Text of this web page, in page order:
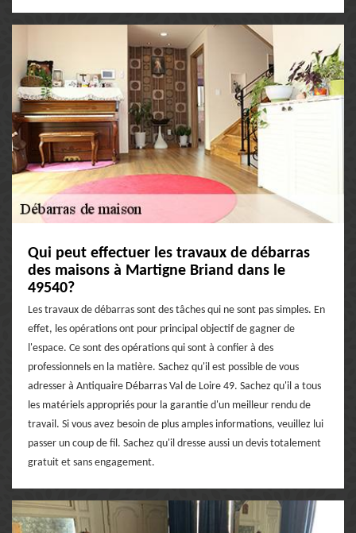
Qui peut effectuer les travaux de débarras
des maisons à Martigne Briand dans le
49540?
Les travaux de débarras sont des tâches qui ne sont pas simples. En
effet, les opérations ont pour principal objectif de gagner de
l'espace. Ce sont des opérations qui sont à confier à des
professionnels en la matière. Sachez qu'il est possible de vous
adresser à Antiquaire Débarras Val de Loire 49. Sachez qu'il a tous
les matériels appropriés pour la garantie d'un meilleur rendu de
travail. Si vous avez besoin de plus amples informations, veuillez lui
passer un coup de fil. Sachez qu'il dresse aussi un devis totalement
gratuit et sans engagement.